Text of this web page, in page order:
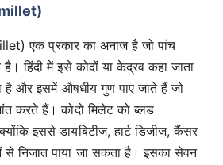
millet)
एक प्रकार का अनाज है जो पांच
हिंदी में इसे कोदों या केद्रव कहा जाता
है और इसमें औषधीय गुण पाए जाते हैं जो
करते हैं। कोदो मिलेट को ब्लड
इससे डायबिटीज, हार्ट डिजीज, कैंसर
निजात पाया जा सकता है। इसका सेवन